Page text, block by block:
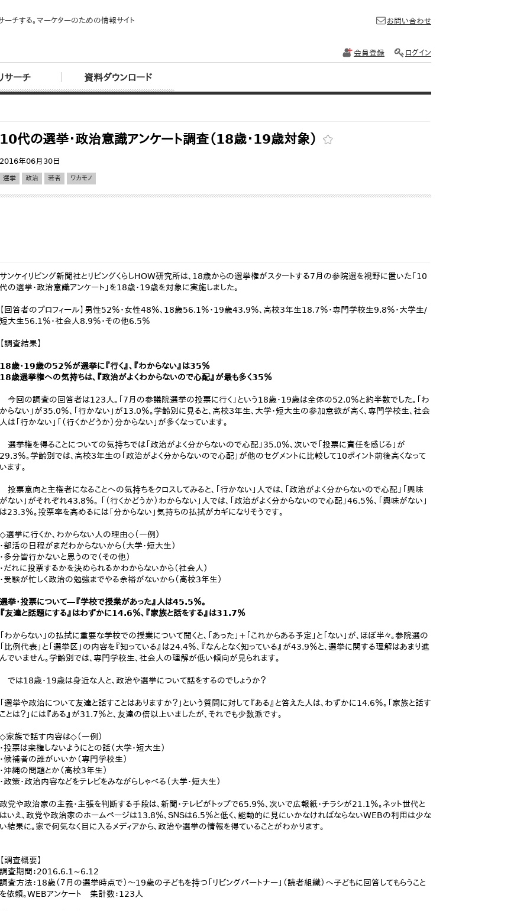
ーチする。マーケターのための情報サイト
サーチ 資料ダウンロード
お問い合わせ
会員登録 ログイン
10代の選挙・政治意識アンケート調査（18歳・19歳対象）
2016年06月30日
選挙 政治 若者 ワカモノ
サンケイリビング新聞社とリビングくらしHOW研究所は、18歳からの選挙権がスタートする7月の参院選を視野に置いた「10
代の選挙・政治意識アンケート」を18歳・19歳を対象に実施しました。
【回答者のプロフィール】男性52％・女性48％、18歳56.1％・19歳43.9％、高校3年生18.7％・専門学校生9.8％・大学生/
短大生56.1％・社会人8.9％・その他6.5％
【調査結果】
18歳・19歳の52％が選挙に『行く』、『わからない』は35％
18歳選挙権への気持ちは、『政治がよくわからないので心配』が最も多く35％
今回の調査の回答者は123人。「7月の参議院選挙の投票に行く」という18歳・19歳は全体の52.0％と約半数でした。「わ
からない」が35.0％、「行かない」が13.0％。学齢別に見ると、高校３年生、大学・短大生の参加意欲が高く、専門学校生、社会
人は「行かない」「（行くかどうか）分からない」が多くなっています。
選挙権を得ることについての気持ちでは「政治がよく分からないので心配」35.0％、次いで「投票に責任を感じる」が
29.3％。学齢別では、高校３年生の「政治がよく分からないので心配」が他のセグメントに比較して10ポイント前後高くなって
います。
投票意向と主権者になることへの気持ちをクロスしてみると、「行かない」人では、「政治がよく分からないので心配」「興味
がない」がそれぞれ43.8％。 「（行くかどうか）わからない」人では、「政治がよく分からないので心配」46.5％、「興味がない」
は23.3％。投票率を高めるには「分からない」気持ちの払拭がカギになりそうです。
◇選挙に行くか、わからない人の理由◇（一例）
・部活の日程がまだわからないから（大学・短大生）
・多分皆行かないと思うので（その他）
・だれに投票するかを決められるかわからないから（社会人）
・受験が忙しく政治の勉強までやる余裕がないから（高校3年生）
選挙・投票について―『学校で授業があった』人は45.5％。
『友達と話題にする』はわずかに14.6％、『家族と話をする』は31.7％
「わからない」の払拭に重要な学校での授業について聞くと、「あった」+「これからある予定」と「ない」が、ほぼ半々。参院選の
「比例代表」と「選挙区」の内容を『知っている』は24.4％、『なんとなく知っている』が43.9％と、選挙に関する理解はあまり進
んでいません。学齢別では、専門学校生、社会人の理解が低い傾向が見られます。
では18歳・19歳は身近な人と、政治や選挙について話をするのでしょうか？
「選挙や政治について友達と話すことはありますか？」という質問に対して『ある』と答えた人は、わずかに14.6％。「家族と話す
ことは？」には『ある』が31.7％と、友達の倍以上いましたが、それでも少数派です。
◇家族で話す内容は◇（一例）
・投票は棄権しないようにとの話（大学・短大生）
・候補者の誰がいいか（専門学校生）
・沖縄の問題とか（高校3年生）
・政策・政治内容などをテレビをみながらしゃべる（大学・短大生）
政党や政治家の主義・主張を判断する手段は、新聞・テレビがトップで65.9％、次いで広報紙・チラシが21.1％。ネット世代と
はいえ、政党や政治家のホームページは13.8％、ＳＮＳは6.5％と低く、能動的に見にいかなければならないWEBの利用は少な
い結果に。家で何気なく目に入るメディアから、政治や選挙の情報を得ていることがわかります。
【調査概要】
調査期間：2016.6.1~6.12
調査方法：18歳（７月の選挙時点で）～19歳の子どもを持つ「リビングパートナー」（読者組織）へ子どもに回答してもらうこと
を依頼。WEBアンケート 集計数：123人